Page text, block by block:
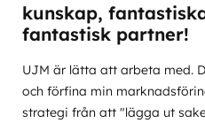
kunskap,
fantastisk partner!
UJM är lätta att arbeta med.
och förfina min
strategi från att "lägga ut